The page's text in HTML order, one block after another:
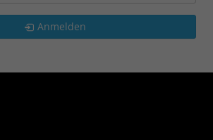
Anmelden